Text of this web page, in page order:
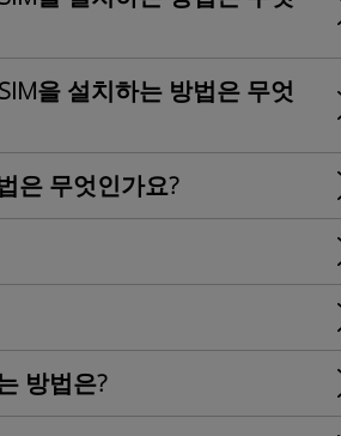
을 설치하는 방법은 무엇
은 무엇인가요?
방법은?